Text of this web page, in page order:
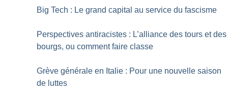
Big Tech : Le grand capital au service du fascisme
Perspectives antiracistes : L’alliance des tours et des
bourgs, ou comment faire classe
Grève générale en Italie : Pour une nouvelle saison
de luttes